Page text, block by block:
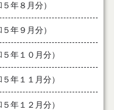
年８月分）
年９月分）
年１０月分）
年１１月分）
年１２月分）